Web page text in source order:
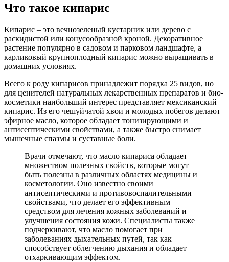
Что такое кипарис
Кипарис – это вечнозеленый кустарник или дерево с
раскидистой или конусообразной кроной. Декоративное
растение популярно в садовом и парковом ландшафте, а
карликовый крупноплодный кипарис можно выращивать в
домашних условиях.
Всего к роду кипарисов принадлежит порядка 25 видов, но
для ценителей натуральных лекарственных препаратов и био-
косметики наибольший интерес представляет мексиканский
кипарис. Из его чешуйчатой хвои и молодых побегов делают
эфирное масло, которое обладает тонизирующими и
антисептическими свойствами, а также быстро снимает
мышечные спазмы и суставные боли.
Врачи отмечают, что масло кипариса обладает
множеством полезных свойств, которые могут
быть полезны в различных областях медицины и
косметологии. Оно известно своими
антисептическими и противовоспалительными
свойствами, что делает его эффективным
средством для лечения кожных заболеваний и
улучшения состояния кожи. Специалисты также
подчеркивают, что масло помогает при
заболеваниях дыхательных путей, так как
способствует облегчению дыхания и обладает
отхаркивающим эффектом.